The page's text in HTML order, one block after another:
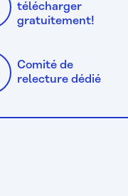
télécharger
gratuitement!
Comité de
relecture dédié